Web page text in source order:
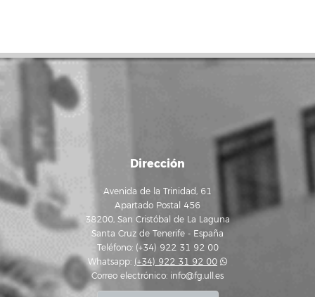
Dirección
Avenida de la Trinidad, 61
Apartado Postal 456
38200, San Cristóbal de La Laguna
Santa Cruz de Tenerife - España
Teléfono: (+34) 922 31 92 00
Whatsapp: (+34) 922 31 92 00
Correo electrónico: info@fg.ull.es